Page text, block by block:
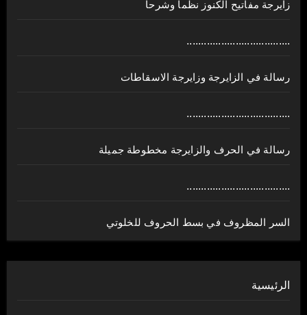
زايرجة مفاتيح الكنوز نظما وشرحا
....................................
رسالة في الزايرجة وزايرجة الاسقاطات
....................................
رسالة في الحرف والزايرجة مخطوطة جميلة
....................................
السر المظروف في بسط الحروف للخلوتي
الرئيسية